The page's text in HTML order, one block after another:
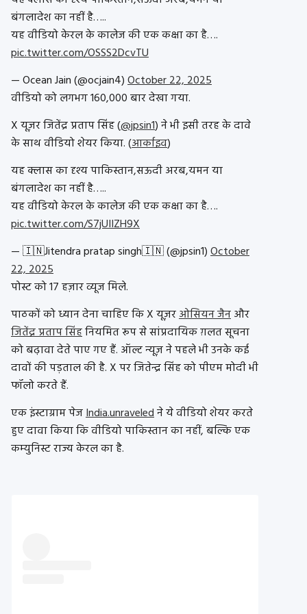
बंगलादेश का नहीं है…..
यह वीडियो केरल के कालेज की एक कक्षा का है….
pic.twitter.com/OSSS2DcvTU
— Ocean Jain (@ocjain4)October 22, 2025
वीडियो को लगभग 160,000 बार देखा गया.
X यूज़र जितेंद्र प्रताप सिंह (@jpsin1) ने भी इसी तरह के दावे
के साथ वीडियो शेयर किया. (आर्काइव)
यह क्लास का दृश्य पाकिस्तान,सऊदी अरब,यमन या
बंगलादेश का नहीं है…..
यह वीडियो केरल के कालेज की एक कक्षा का है….
pic.twitter.com/S7jUIIZH9X
— 🇮🇳Jitendra pratap singh🇮🇳 (@jpsin1)October
22, 2025
पोस्ट को 17 हज़ार व्यूज मिले.
पाठकों को ध्यान देना चाहिए कि X यूज़रओसियन जैनऔर
जितेंद्र प्रताप सिंहनियमित रूप से सांप्रदायिक ग़लत सूचना
को बढ़ावा देते पाए गए हैं. ऑल्ट न्यूज़ ने पहले भी उनके कई
दावों की पड़ताल की है. X पर जितेन्द्र सिंह को पीएम मोदी भी
फॉलो करते हैं.
एक इंस्टाग्राम पेजIndia.unraveledने ये वीडियो शेयर करते
हुए दावा किया कि वीडियो पाकिस्तान का नहीं, बल्कि एक
कम्युनिस्ट राज्य केरल का है.